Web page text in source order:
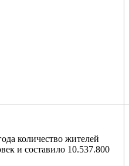
количество жителей
и составило 10.537.800